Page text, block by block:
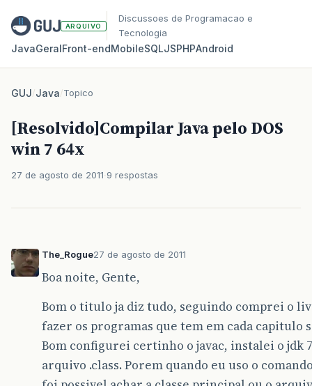
ARQUIVO
Discussoes de Programacao e
Tecnologia
JavaGeralFront‑endMobileSQLJSPHPAndroid
GUJ/Java/Topico
[Resolvido]Compilar Java pelo DOS
win 7 64x
27 de agosto de 2011 9 respostas
The_Rogue27 de agosto de 2011
Boa noite, Gente,
Bom o titulo ja diz tudo, seguindo comprei o
fazer os programas que tem em cada capitulo
Bom configurei certinho o javac, instalei o jdk
arquivo .class. Porem quando eu uso o